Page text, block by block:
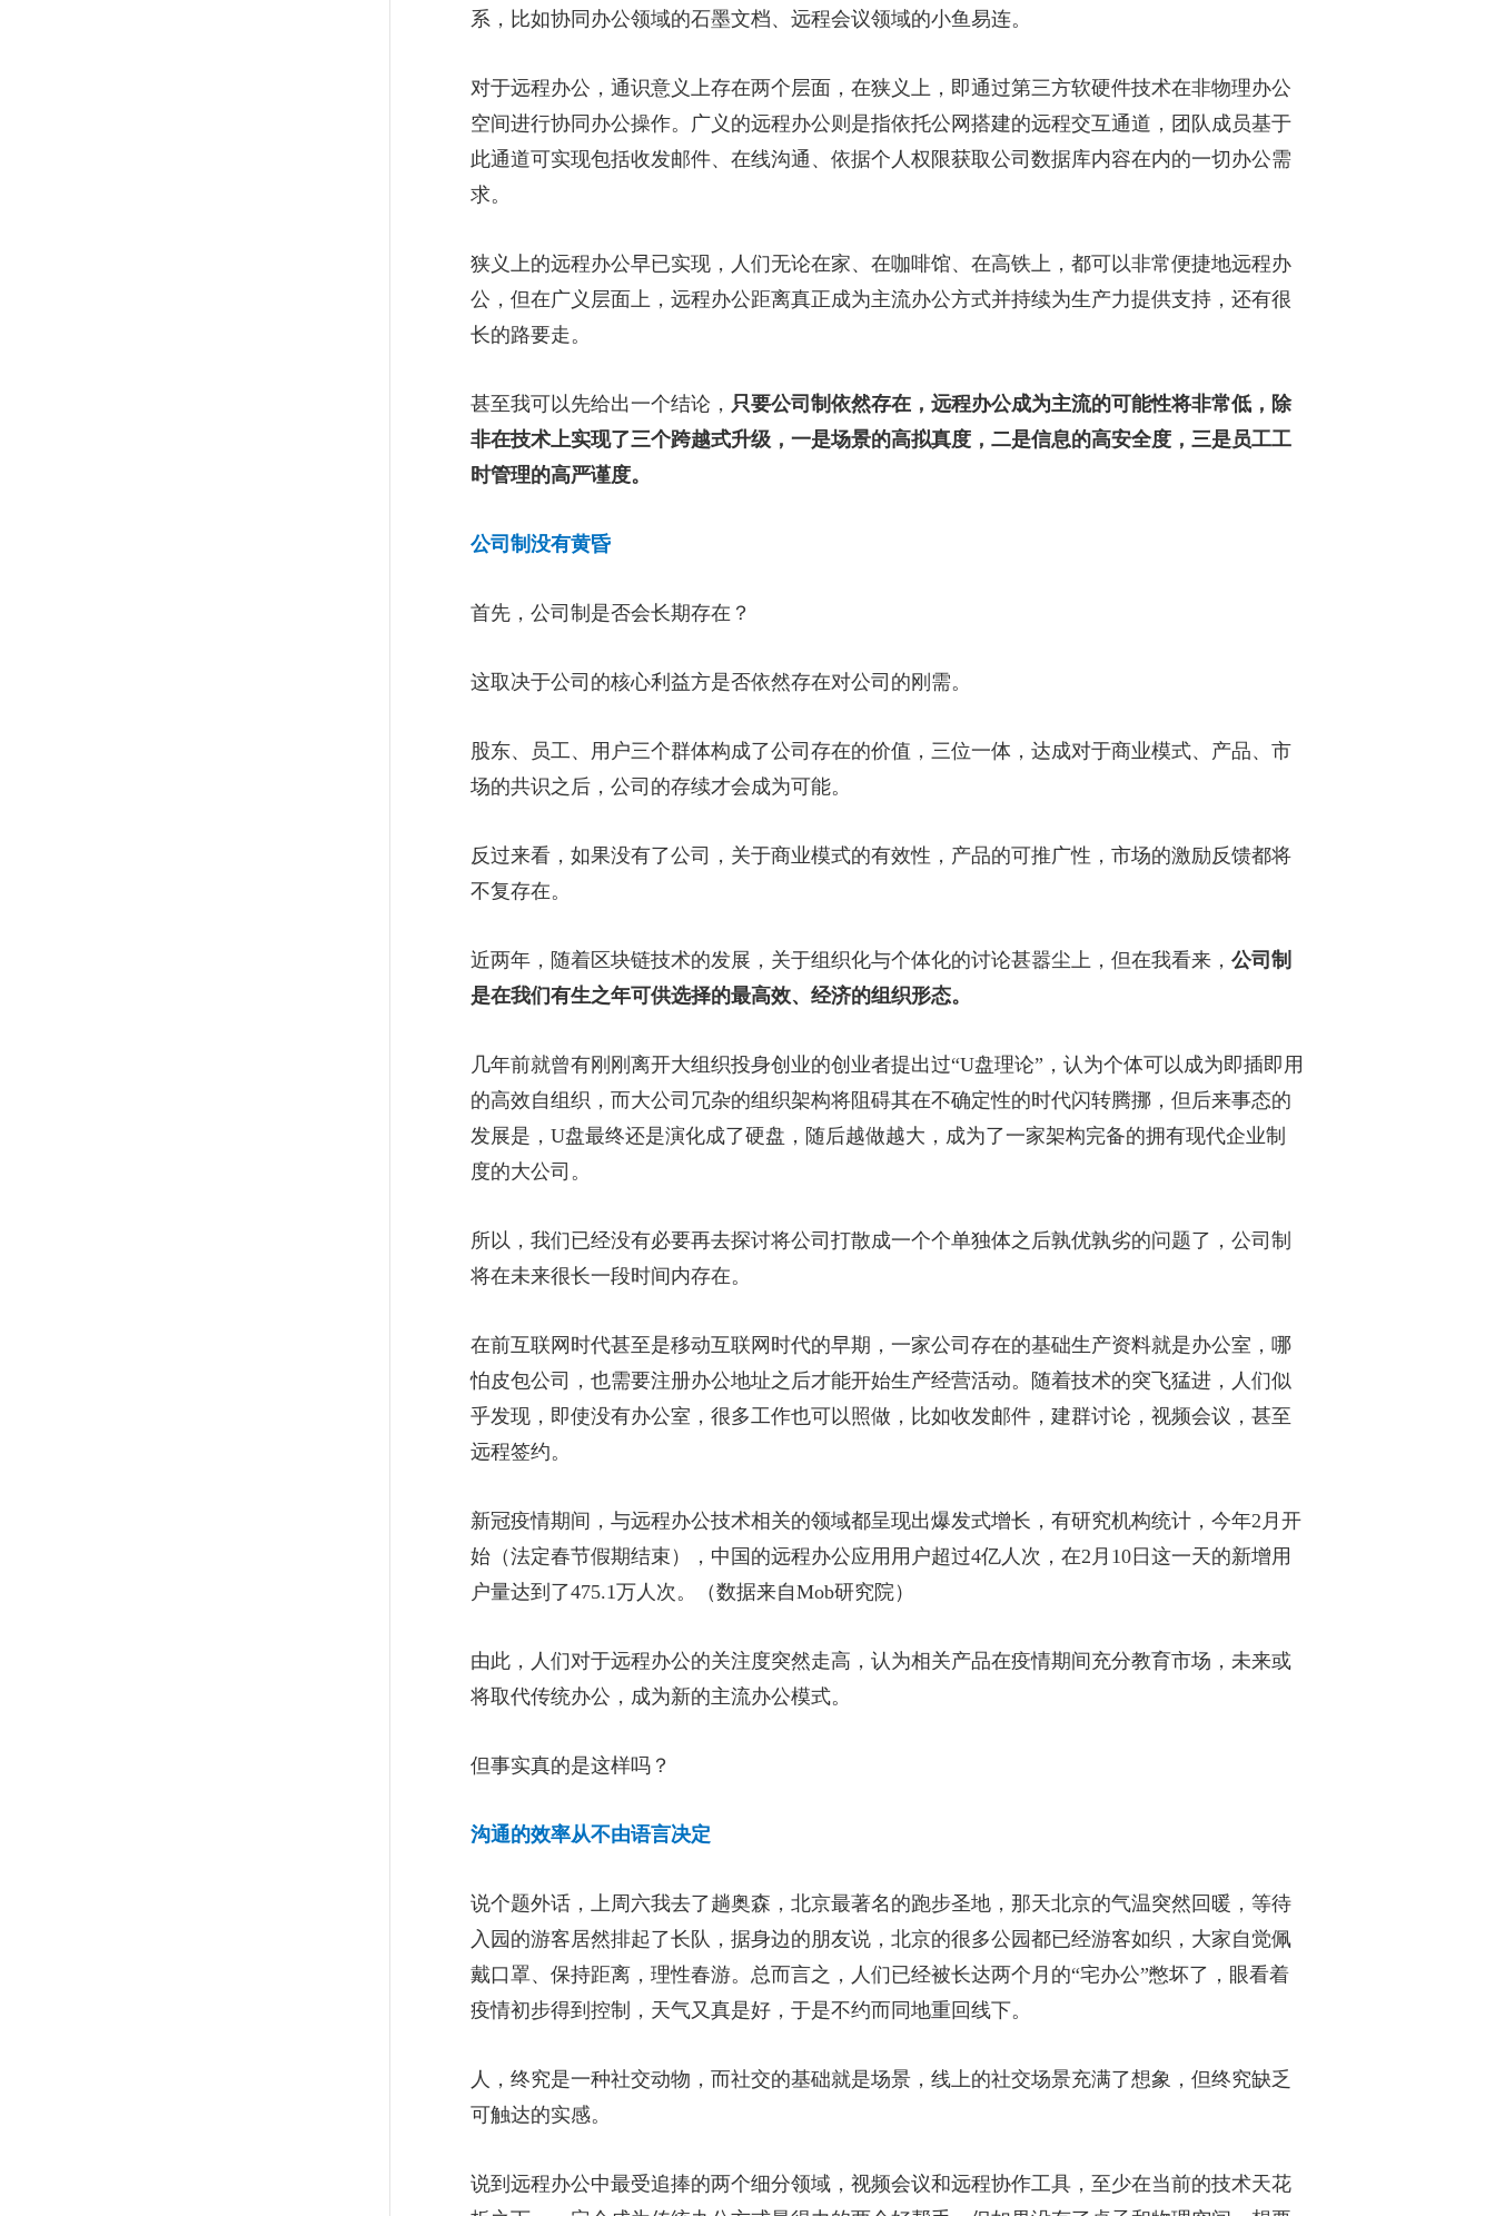
系，比如协同办公领域的石墨文档、远程会议领域的小鱼易连。
对于远程办公，通识意义上存在两个层面，在狭义上，即通过第三方软硬件技术在非物理办公
空间进行协同办公操作。广义的远程办公则是指依托公网搭建的远程交互通道，团队成员基于
此通道可实现包括收发邮件、在线沟通、依据个人权限获取公司数据库内容在内的一切办公需
求。
狭义上的远程办公早已实现，人们无论在家、在咖啡馆、在高铁上，都可以非常便捷地远程办
公，但在广义层面上，远程办公距离真正成为主流办公方式并持续为生产力提供支持，还有很
长的路要走。
甚至我可以先给出一个结论， 只要公司制依然存在，远程办公成为主流的可能性将非常低，除
非在技术上实现了三个跨越式升级，一是场景的高拟真度，二是信息的高安全度，三是员工工
时管理的高严谨度。
公司制没有黄昏
首先，公司制是否会长期存在？
这取决于公司的核心利益方是否依然存在对公司的刚需。
股东、员工、用户三个群体构成了公司存在的价值，三位一体，达成对于商业模式、产品、市
场的共识之后，公司的存续才会成为可能。
反过来看，如果没有了公司，关于商业模式的有效性，产品的可推广性，市场的激励反馈都将
不复存在。
近两年，随着区块链技术的发展，关于组织化与个体化的讨论甚嚣尘上，但在我看来， 公司制
是在我们有生之年可供选择的最高效、经济的组织形态。
几年前就曾有刚刚离开大组织投身创业的创业者提出过“U盘理论”，认为个体可以成为即插即用
的高效自组织，而大公司冗杂的组织架构将阻碍其在不确定性的时代闪转腾挪，但后来事态的
发展是，U盘最终还是演化成了硬盘，随后越做越大，成为了一家架构完备的拥有现代企业制
度的大公司。
所以，我们已经没有必要再去探讨将公司打散成一个个单独体之后孰优孰劣的问题了，公司制
将在未来很长一段时间内存在。
在前互联网时代甚至是移动互联网时代的早期，一家公司存在的基础生产资料就是办公室，哪
怕皮包公司，也需要注册办公地址之后才能开始生产经营活动。随着技术的突飞猛进，人们似
乎发现，即使没有办公室，很多工作也可以照做，比如收发邮件，建群讨论，视频会议，甚至
远程签约。
新冠疫情期间，与远程办公技术相关的领域都呈现出爆发式增长，有研究机构统计，今年2月开
始（法定春节假期结束），中国的远程办公应用用户超过4亿人次，在2月10日这一天的新增用
户量达到了475.1万人次。（数据来自Mob研究院）
由此，人们对于远程办公的关注度突然走高，认为相关产品在疫情期间充分教育市场，未来或
将取代传统办公，成为新的主流办公模式。
但事实真的是这样吗？
沟通的效率从不由语言决定
说个题外话，上周六我去了趟奥森，北京最著名的跑步圣地，那天北京的气温突然回暖，等待
入园的游客居然排起了长队，据身边的朋友说，北京的很多公园都已经游客如织，大家自觉佩
戴口罩、保持距离，理性春游。总而言之，人们已经被长达两个月的“宅办公”憋坏了，眼看着
疫情初步得到控制，天气又真是好，于是不约而同地重回线下。
人，终究是一种社交动物，而社交的基础就是场景，线上的社交场景充满了想象，但终究缺乏
可触达的实感。
说到远程办公中最受追捧的两个细分领域，视频会议和远程协作工具，至少在当前的技术天花